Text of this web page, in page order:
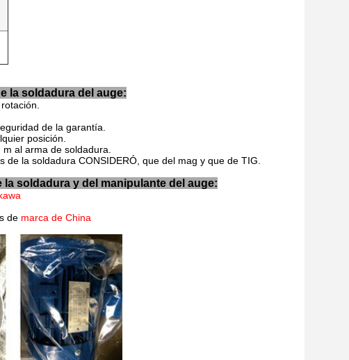
la soldadura del auge:
de la garantía.
posición.
al arma de soldadura.
la soldadura CONSIDERÓ, que del mag y que de TIG.
soldadura y del manipulante del auge:
de marca de China